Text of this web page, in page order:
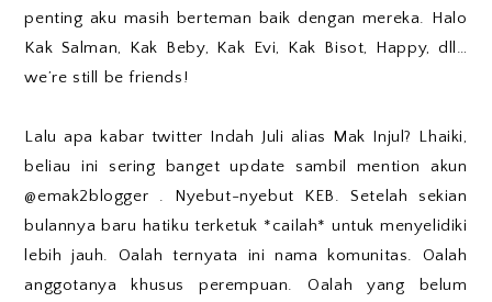
penting aku masih berteman baik dengan mereka. Halo
Kak Salman, Kak Beby, Kak Evi, Kak Bisot, Happy, dll…
we’re still be friends!
Lalu apa kabar twitter Indah Juli alias Mak Injul? Lhaiki,
beliau ini sering banget update sambil mention akun
@emak2blogger . Nyebut-nyebut KEB. Setelah sekian
bulannya baru hatiku terketuk *cailah* untuk menyelidiki
lebih jauh. Oalah ternyata ini nama komunitas. Oalah
anggotanya khusus perempuan. Oalah yang belum